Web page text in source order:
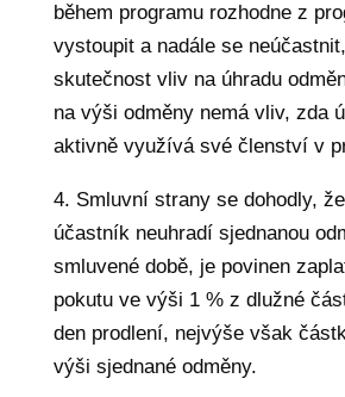
během programu rozhodne z
vystoupit a nadále se
skutečnost vliv na úhradu
na výši odměny nemá vliv, zda
aktivně využívá své členství v
4. Smluvní strany se dohodly,
účastník neuhradí sjednanou
smluvené době, je povinen
pokutu ve výši 1 % z dlužné
den prodlení, nejvýše však
výši sjednané odměny.